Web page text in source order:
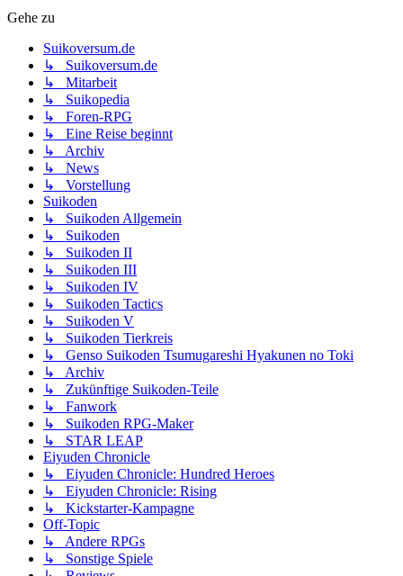
Gehe zu
Suikoversum.de
↳ Suikoversum.de
↳ Mitarbeit
↳ Suikopedia
↳ Foren-RPG
↳ Eine Reise beginnt
↳ Archiv
↳ News
↳ Vorstellung
Suikoden
↳ Suikoden Allgemein
↳ Suikoden
↳ Suikoden II
↳ Suikoden III
↳ Suikoden IV
↳ Suikoden Tactics
↳ Suikoden V
↳ Suikoden Tierkreis
↳ Genso Suikoden Tsumugareshi Hyakunen no Toki
↳ Archiv
↳ Zukünftige Suikoden-Teile
↳ Fanwork
↳ Suikoden RPG-Maker
↳ STAR LEAP
Eiyuden Chronicle
↳ Eiyuden Chronicle: Hundred Heroes
↳ Eiyuden Chronicle: Rising
↳ Kickstarter-Kampagne
Off-Topic
↳ Andere RPGs
↳ Sonstige Spiele